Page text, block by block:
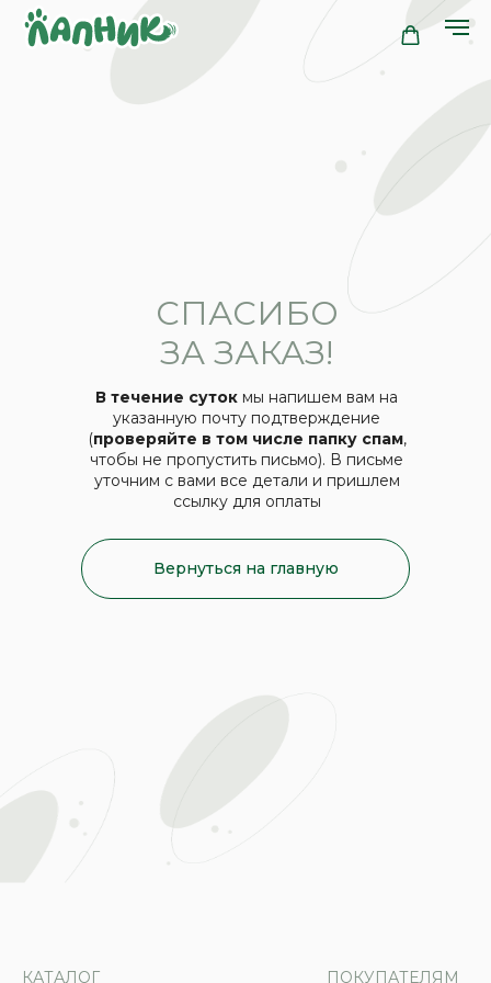
В течение суток мы напишем вам на
указанную почту подтверждение
(проверяйте в том числе папку спам,
чтобы не пропустить письмо). В письме
уточним с вами все детали и пришлем
ссылку для оплаты
Вернуться на главную
СПАСИБО
ЗА ЗАКАЗ!
КАТАЛОГ ПОКУПАТЕЛЯМ